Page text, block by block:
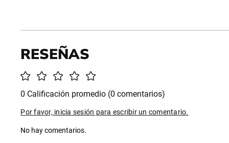
0 Calificación promedio (0 comentarios)
Por favor, inicia sesión para escribir un comentario.
No hay comentarios.